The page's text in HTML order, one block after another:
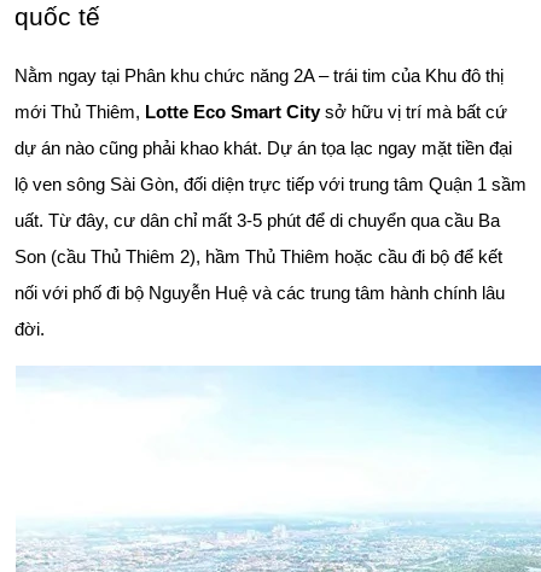
quốc tế
Nằm ngay tại Phân khu chức năng 2A – trái tim của Khu đô thị
mới Thủ Thiêm, Lotte Eco Smart Citysở hữu vị trí mà bất cứ
dự án nào cũng phải khao khát. Dự án tọa lạc ngay mặt tiền đại
lộ ven sông Sài Gòn, đối diện trực tiếp với trung tâm Quận 1 sầm
uất. Từ đây, cư dân chỉ mất 3-5 phút để di chuyển qua cầu Ba
Son (cầu Thủ Thiêm 2), hầm Thủ Thiêm hoặc cầu đi bộ để kết
nối với phố đi bộ Nguyễn Huệ và các trung tâm hành chính lâu
đời.